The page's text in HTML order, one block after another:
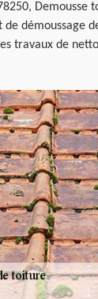
Demousse
démoussage
travaux de